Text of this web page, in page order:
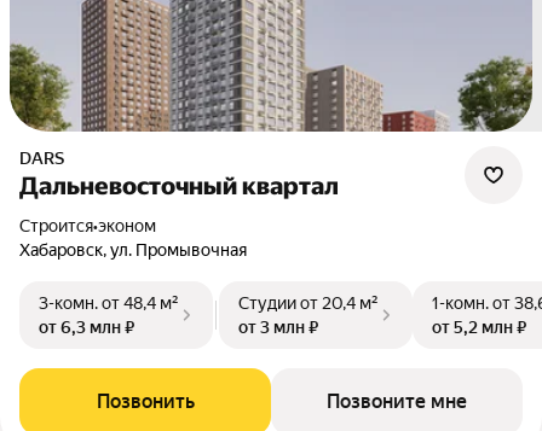
DARS
Дальневосточный квартал
Строится•эконом
Хабаровск, ул. Промывочная
3-комн.от 48,4 м²
от 6,3 млн ₽
Студииот 20,4 м²
от 3 млн ₽
1-комн.от
от 5,2 млн ₽
Позвонить Позвоните мне